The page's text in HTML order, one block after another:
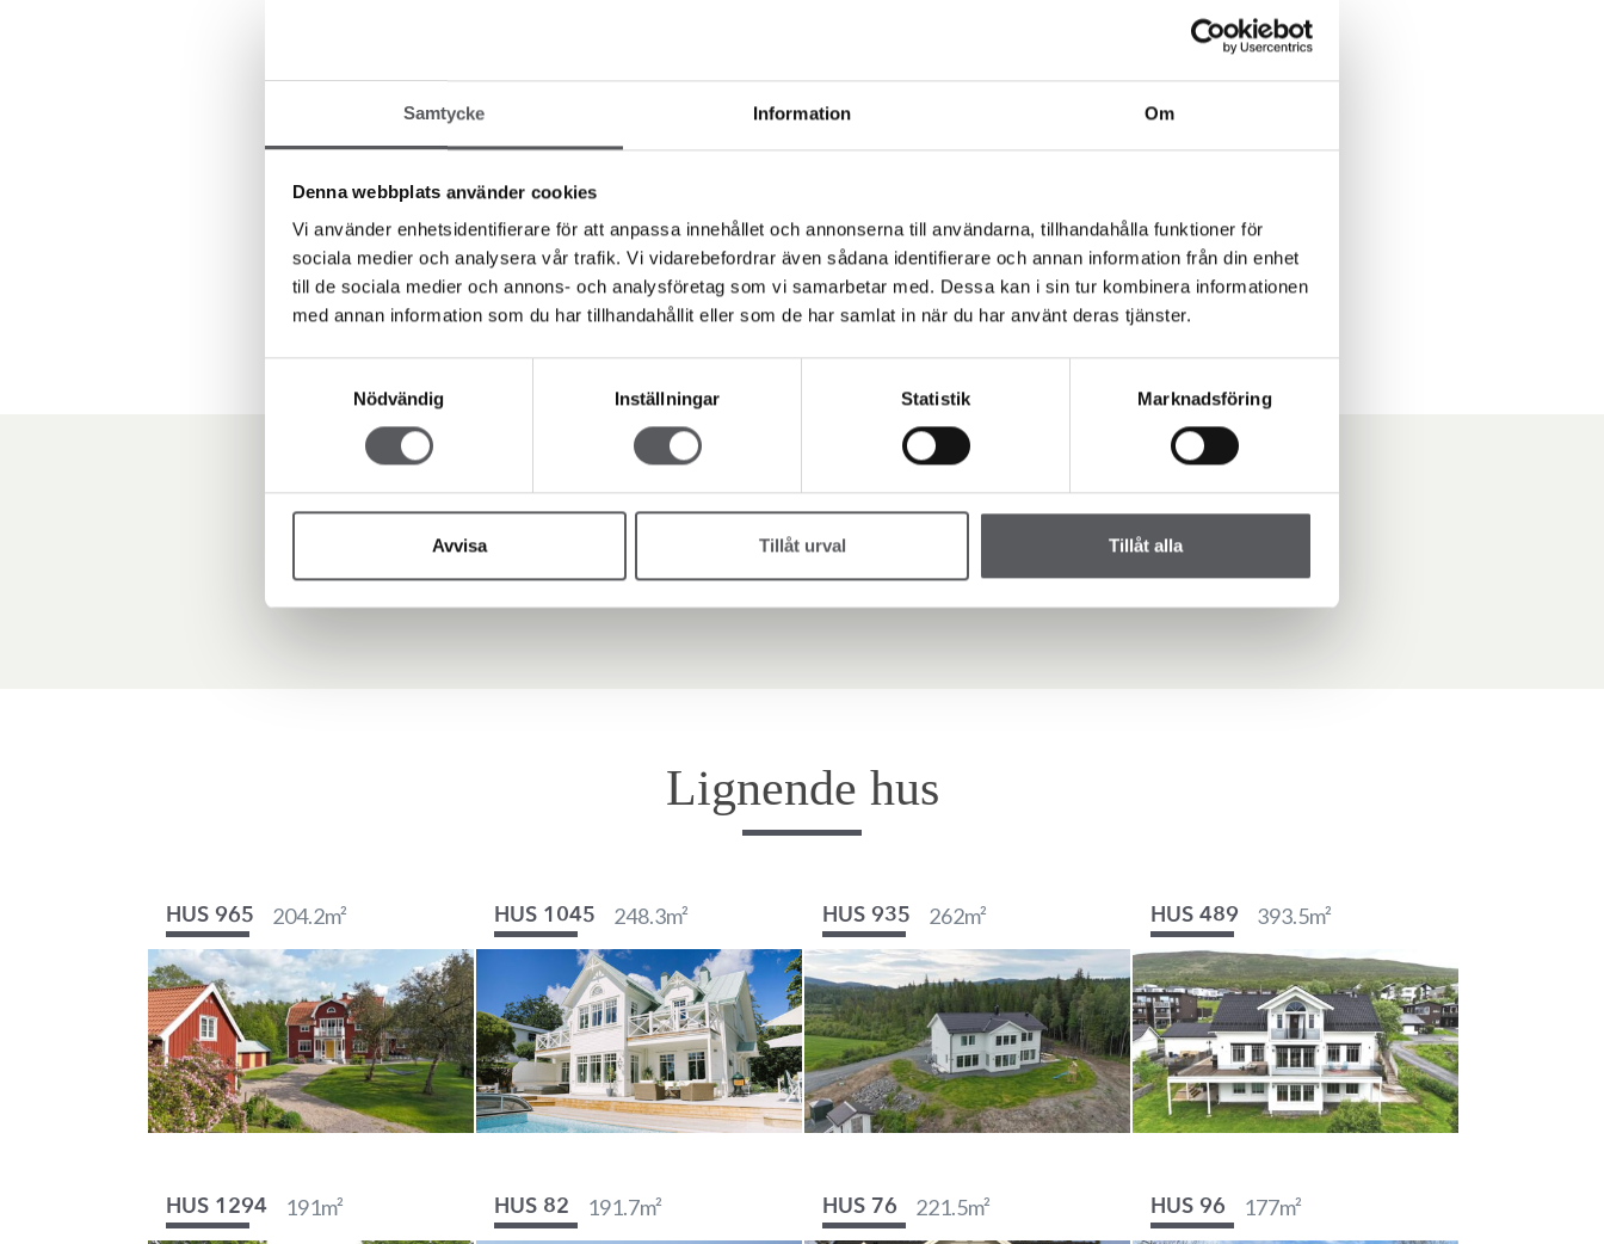
Samtycke Information Om
Denna webbplats använder cookies
Vi använder enhetsidentifierare för att anpassa innehållet och annonserna till användarna, tillhandahålla funktioner för
sociala medier och analysera vår trafik. Vi vidarebefordrar även sådana identifierare och annan information från din enhet
till de sociala medier och annons- och analysföretag som vi samarbetar med. Dessa kan i sin tur kombinera informationen
med annan information som du har tillhandahållit eller som de har samlat in när du har använt deras tjänster.
Nödvändig
Inställningar Statistik Marknadsföring
Avvisa Tillåt urval Tillåt alla
1/2
Kommentarer
Lignende hus
HUS 965 204.2m² HUS 1045 248.3m² HUS 935 262m² HUS 489 393.5m²
HUS 1294 191m² HUS 82 191.7m² HUS 76 221.5m² HUS 96 177m²